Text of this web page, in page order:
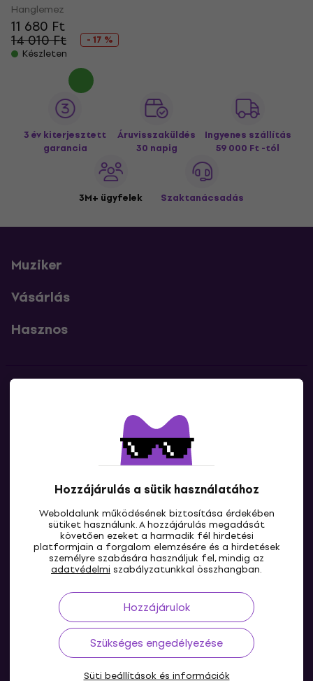
Hozzájárulás a sütik használatához
Weboldalunk működésének biztosítása érdekében
sütiket használunk. A hozzájárulás megadását
követően ezeket a harmadik fél hirdetési
platformjain a forgalom elemzésére és a hirdetések
személyre szabására használjuk fel, mindig az
adatvédelmi szabályzatunkkal összhangban.
Hozzájárulok
Szükséges engedélyezése
Süti beállítások és információk
Hanglemez
11 680 Ft
14 010 Ft
- 17 %
Készleten
3 év kiterjesztett
garancia
Áruvisszaküldés
30 napig
Ingyenes szállítás
59 000 Ft -tól
3M+ ügyfelek Szaktanácsadás
Muziker
Vásárlás
Hasznos
Lépj kapcsolatba velünk
HU